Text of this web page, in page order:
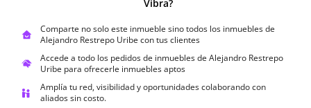
Vibra?
Comparte no solo este inmueble sino todos los inmuebles de
Alejandro Restrepo Uribe con tus clientes
Accede a todo los pedidos de inmuebles de Alejandro Restrepo
Uribe para ofrecerle inmuebles aptos
Amplía tu red, visibilidad y oportunidades colaborando con
aliados sin costo.